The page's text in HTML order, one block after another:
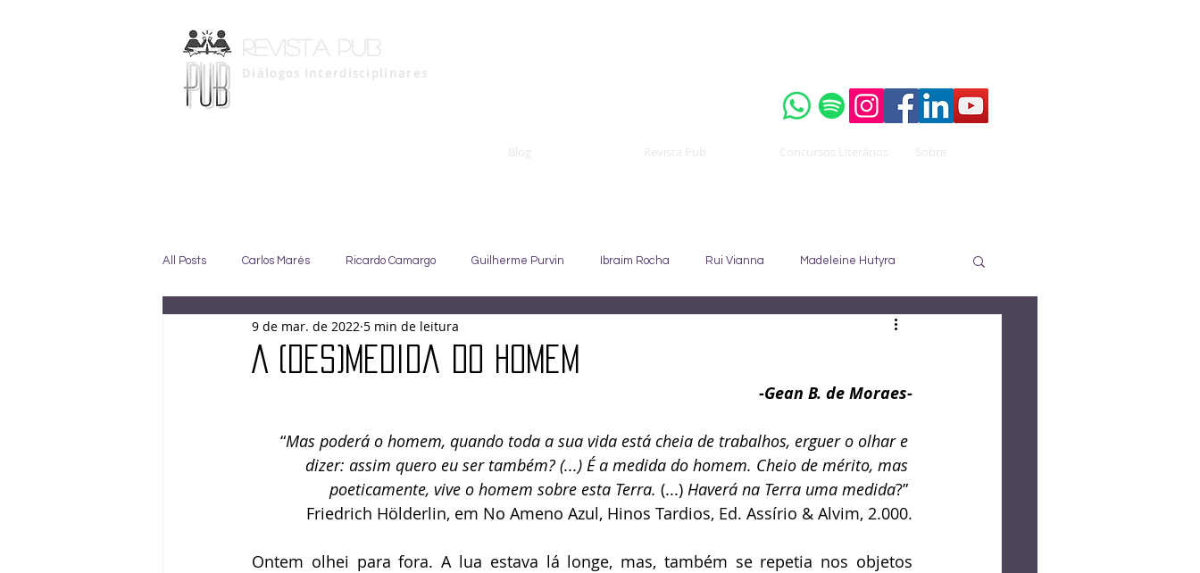
Revista pub
Diálogos Interdisciplinares
Blog Revista Pub Concursos Literários Sobre
All Posts Carlos Marés Ricardo Camargo Guilherme Purvin Ibraim Rocha Rui Vianna Madeleine Hutyra
Marise Duarte Johny GIffoni Sebastião Staut José Nuzzi
Política Frederico Arzolla Gean B. de Moraes Patrícia Bianchi IBAP Lucas Bolzan
A (des)medida do homem
9 de mar. de 2022 5 min de leitura
-Gean B. de Moraes-
“Mas poderá o homem, quando toda a sua vida está cheia de trabalhos, erguer o olhar e
dizer: assim quero eu ser também? (...) É a medida do homem. Cheio de mérito, mas
poeticamente, vive o homem sobre esta Terra. (...) Haverá na Terra uma medida?”
Friedrich Hölderlin, em No Ameno Azul, Hinos Tardios, Ed. Assírio & Alvim, 2.000.
Ontem olhei para fora. A lua estava lá longe, mas, também se repetia nos objetos